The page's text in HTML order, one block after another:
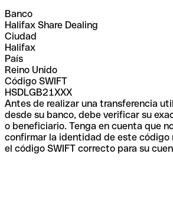
Banco
Halifax Share Dealing
Ciudad
Halifax
País
Reino Unido
Código SWIFT
HSDLGB21XXX
Antes de realizar una transferencia
desde su banco, debe verificar su
o beneficiario. Tenga en cuenta que
confirmar la identidad de este código
el código SWIFT correcto para su